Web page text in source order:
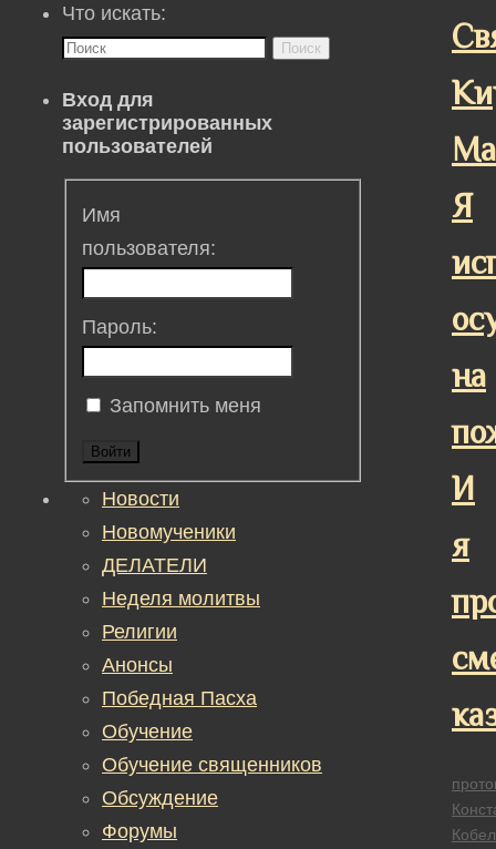
Я
на
И
я
Что искать:
Поиск
Вход для
зарегистрированных
пользователей
Имя
пользователя:
Пароль:
Запомнить меня
Войти
Новости
Новомученики
ДЕЛАТЕЛИ
Неделя молитвы
Религии
Анонсы
Победная Пасха
Обучение
Обучение священников
Обсуждение
Форумы